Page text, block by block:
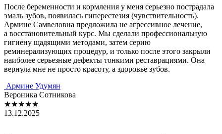
После беременности и кормления у меня серьезно пострадала
эмаль зубов, появилась гиперестезия (чувствительность).
Армине Самвеловна предложила не агрессивное лечение,
а восстановительный курс. Мы сделали профессиональную
гигиену щадящими методами, затем серию
реминерализующих процедур, и только после этого закрыли
наиболее серьезные дефекты тонкими реставрациями. Она
вернула мне не просто красоту, а здоровье зубов.
Армине Удумян
Вероника Сотникова
★★★★★
13.12.2025